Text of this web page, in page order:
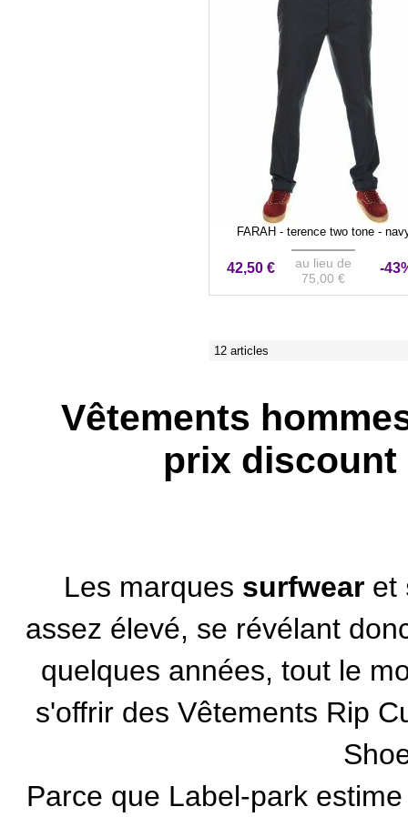
FARAH - terence two tone -
42,50 €
au lieu de
75,00 €
-
12 articles
Vêtements
prix discount
Les marques surfwearet
assez élevé, se révélant
quelques années, tout le
s'offrir des Vêtements Rip
Parce que Label-park